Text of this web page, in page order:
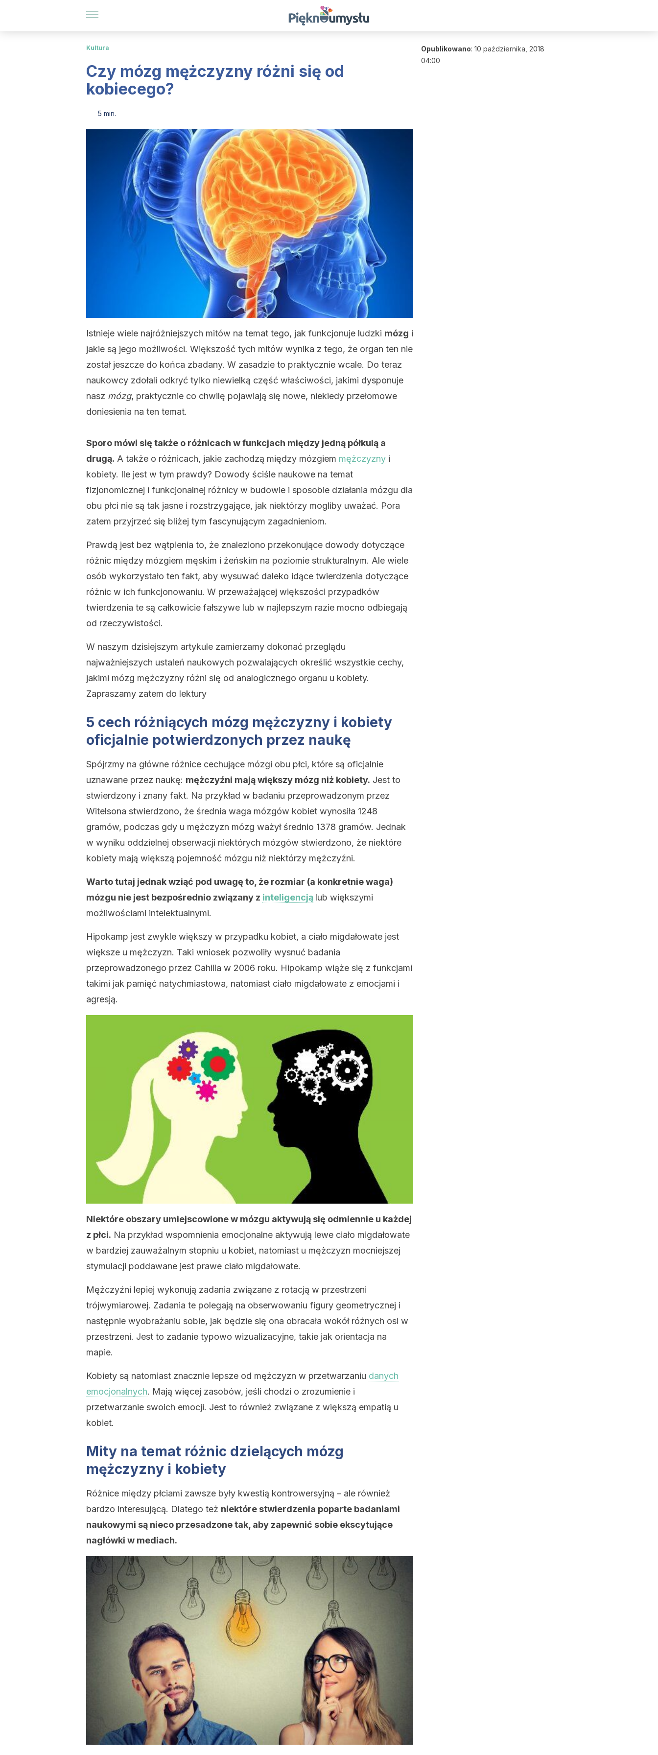
Kultura
Czy mózg mężczyzny różni się od
kobiecego?
5 min.
Istnieje wiele najróżniejszych mitów na temat tego, jak funkcjonuje ludzki mózg i
jakie są jego możliwości. Większość tych mitów wynika z tego, że organ ten nie
został jeszcze do końca zbadany. W zasadzie to praktycznie wcale. Do teraz
naukowcy zdołali odkryć tylko niewielką część właściwości, jakimi dysponuje
nasz mózg, praktycznie co chwilę pojawiają się nowe, niekiedy przełomowe
doniesienia na ten temat.
Sporo mówi się także o różnicach w funkcjach między jedną półkulą a
drugą. A także o różnicach, jakie zachodzą między mózgiem mężczyzny i
kobiety. Ile jest w tym prawdy? Dowody ściśle naukowe na temat
fizjonomicznej i funkcjonalnej różnicy w budowie i sposobie działania mózgu dla
obu płci nie są tak jasne i rozstrzygające, jak niektórzy mogliby uważać. Pora
zatem przyjrzeć się bliżej tym fascynującym zagadnieniom.
Prawdą jest bez wątpienia to, że znaleziono przekonujące dowody dotyczące
różnic między mózgiem męskim i żeńskim na poziomie strukturalnym. Ale wiele
osób wykorzystało ten fakt, aby wysuwać daleko idące twierdzenia dotyczące
różnic w ich funkcjonowaniu. W przeważającej większości przypadków
twierdzenia te są całkowicie fałszywe lub w najlepszym razie mocno odbiegają
od rzeczywistości.
W naszym dzisiejszym artykule zamierzamy dokonać przeglądu
najważniejszych ustaleń naukowych pozwalających określić wszystkie cechy,
jakimi mózg mężczyzny różni się od analogicznego organu u kobiety.
Zapraszamy zatem do lektury
5 cech różniących mózg mężczyzny i kobiety
oficjalnie potwierdzonych przez naukę
Spójrzmy na główne różnice cechujące mózgi obu płci, które są oficjalnie
uznawane przez naukę: mężczyźni mają większy mózg niż kobiety. Jest to
stwierdzony i znany fakt. Na przykład w badaniu przeprowadzonym przez
Witelsona stwierdzono, że średnia waga mózgów kobiet wynosiła 1248
gramów, podczas gdy u mężczyzn mózg ważył średnio 1378 gramów. Jednak
w wyniku oddzielnej obserwacji niektórych mózgów stwierdzono, że niektóre
kobiety mają większą pojemność mózgu niż niektórzy mężczyźni.
Warto tutaj jednak wziąć pod uwagę to, że rozmiar (a konkretnie waga)
mózgu nie jest bezpośrednio związany z inteligencją lub większymi
możliwościami intelektualnymi.
Hipokamp jest zwykle większy w przypadku kobiet, a ciało migdałowate jest
większe u mężczyzn. Taki wniosek pozwoliły wysnuć badania
przeprowadzonego przez Cahilla w 2006 roku. Hipokamp wiąże się z funkcjami
takimi jak pamięć natychmiastowa, natomiast ciało migdałowate z emocjami i
agresją.
Niektóre obszary umiejscowione w mózgu aktywują się odmiennie u każdej
z płci. Na przykład wspomnienia emocjonalne aktywują lewe ciało migdałowate
w bardziej zauważalnym stopniu u kobiet, natomiast u mężczyzn mocniejszej
stymulacji poddawane jest prawe ciało migdałowate.
Mężczyźni lepiej wykonują zadania związane z rotacją w przestrzeni
trójwymiarowej. Zadania te polegają na obserwowaniu figury geometrycznej i
następnie wyobrażaniu sobie, jak będzie się ona obracała wokół różnych osi w
przestrzeni. Jest to zadanie typowo wizualizacyjne, takie jak orientacja na
mapie.
Kobiety są natomiast znacznie lepsze od mężczyzn w przetwarzaniu danych
emocjonalnych. Mają więcej zasobów, jeśli chodzi o zrozumienie i
przetwarzanie swoich emocji. Jest to również związane z większą empatią u
kobiet.
Mity na temat różnic dzielących mózg
mężczyzny i kobiety
Różnice między płciami zawsze były kwestią kontrowersyjną – ale również
bardzo interesującą. Dlatego też niektóre stwierdzenia poparte badaniami
naukowymi są nieco przesadzone tak, aby zapewnić sobie ekscytujące
nagłówki w mediach.
Opublikowano: 10 października, 2018
04:00